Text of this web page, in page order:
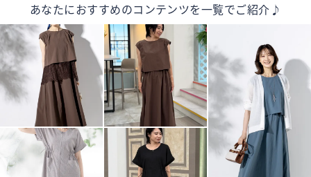
あなたにおすすめのコンテンツを一覧でご紹介♪